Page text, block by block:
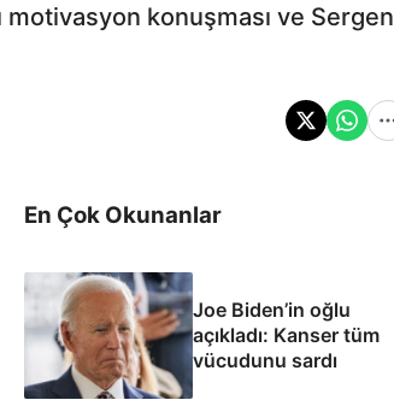
motivasyon konuşması ve Sergen
En Çok Okunanlar
Joe Biden’in oğlu
açıkladı: Kanser tüm
vücudunu sardı